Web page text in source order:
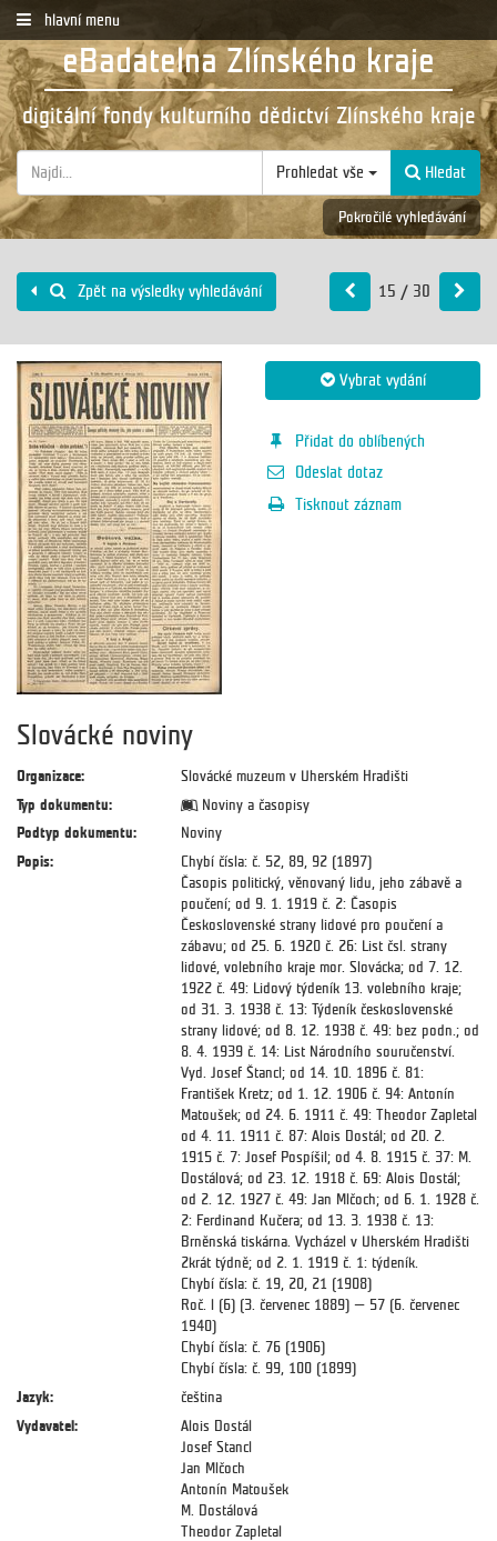
hlavní menu
eBadatelna Zlínského kraje
digitální fondy kulturního dědictví Zlínského kraje
Prohledat vše Hledat
Pokročilé vyhledávání
Zpět na výsledky vyhledávání 15 / 30
Vybrat vydání
Přidat do oblíbených
Odeslat dotaz
Tisknout záznam
Slovácké noviny
Organizace:
Slovácké muzeum v Uherském Hradišti
Typ dokumentu:
Noviny a časopisy
Podtyp dokumentu:
Noviny
Popis:
Chybí čísla: č. 52, 89, 92 (1897)
Časopis politický, věnovaný lidu, jeho zábavě a
poučení; od 9. 1. 1919 č. 2: Časopis
Československé strany lidové pro poučení a
zábavu; od 25. 6. 1920 č. 26: List čsl. strany
lidové, volebního kraje mor. Slovácka; od 7. 12.
1922 č. 49: Lidový týdeník 13. volebního kraje;
od 31. 3. 1938 č. 13: Týdeník československé
strany lidové; od 8. 12. 1938 č. 49: bez podn.; od
8. 4. 1939 č. 14: List Národního souručenství.
Vyd. Josef Štancl; od 14. 10. 1896 č. 81:
František Kretz; od 1. 12. 1906 č. 94: Antonín
Matoušek; od 24. 6. 1911 č. 49: Theodor Zapletal
od 4. 11. 1911 č. 87: Alois Dostál; od 20. 2.
1915 č. 7: Josef Pospíšil; od 4. 8. 1915 č. 37: M.
Dostálová; od 23. 12. 1918 č. 69: Alois Dostál;
od 2. 12. 1927 č. 49: Jan Mlčoch; od 6. 1. 1928 č.
2: Ferdinand Kučera; od 13. 3. 1938 č. 13:
Brněnská tiskárna. Vycházel v Uherském Hradišti
2krát týdně; od 2. 1. 1919 č. 1: týdeník.
Chybí čísla: č. 19, 20, 21 (1908)
Roč. l (6) (3. červenec 1889) — 57 (6. červenec
1940)
Chybí čísla: č. 76 (1906)
Chybí čísla: č. 99, 100 (1899)
Jazyk:
čeština
Vydavatel:
Alois Dostál
Josef Stancl
Jan Mlčoch
Antonín Matoušek
M. Dostálová
Theodor Zapletal